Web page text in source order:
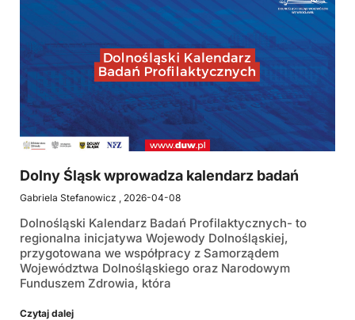
Dolny Śląsk wprowadza kalendarz badań
Gabriela Stefanowicz 2026-04-08
Dolnośląski Kalendarz Badań Profilaktycznych- to
regionalna inicjatywa Wojewody Dolnośląskiej,
przygotowana we współpracy z Samorządem
Województwa Dolnośląskiego oraz Narodowym
Funduszem Zdrowia, która
Czytaj dalej